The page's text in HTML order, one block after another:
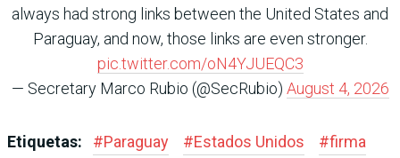
always had strong links between the United States and
Paraguay, and now, those links are even stronger.
pic.twitter.com/oN4YJUEQC3
— Secretary Marco Rubio (@SecRubio) August 4, 2026
Etiquetas: #Paraguay #Estados Unidos #firma